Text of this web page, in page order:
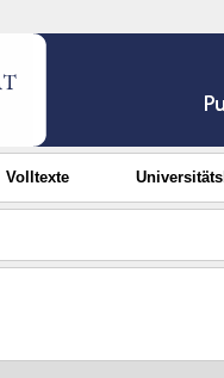
Volltexte